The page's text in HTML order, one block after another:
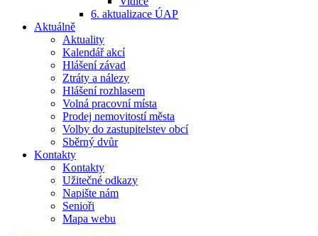
6. aktualizace ÚAP
Aktuálně
Aktuality
Kalendář akcí
Hlášení závad
Ztráty a nálezy
Hlášení rozhlasem
Volná pracovní místa
Prodej nemovitostí města
Volby do zastupitelstev obcí
Sběrný dvůr
Kontakty
Kontakty
Užitečné odkazy
Napište nám
Senioři
Mapa webu